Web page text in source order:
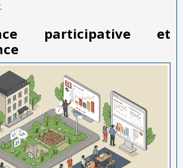
participative et